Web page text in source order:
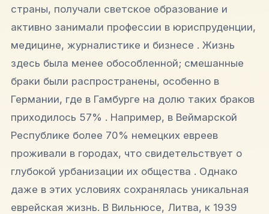
страны, получали светское образование и
активно занимали профессии в юриспруденции,
медицине, журналистике и бизнесе . Жизнь
здесь была менее обособленной; смешанные
браки были распространены, особенно в
Германии, где в Гамбурге на долю таких браков
приходилось 57% . Например, в Веймарской
Республике более 70% немецких евреев
проживали в городах, что свидетельствует о
глубокой урбанизации их общества . Однако
даже в этих условиях сохранялась уникальная
еврейская жизнь. В Вильнюсе, Литва, к 1939